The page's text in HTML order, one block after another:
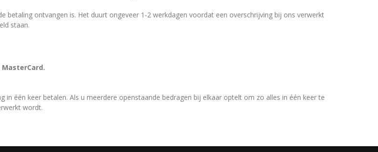
betaling ontvangen is. Het duurt ongeveer 1-2 werkdagen voordat een overschrijving bij ons verwerkt
staan.
één keer betalen. Als u meerdere openstaande bedragen bij elkaar optelt om zo alles in één keer te
wordt.